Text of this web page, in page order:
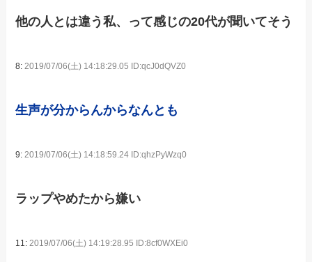
他の人とは違う私、って感じの20代が聞いてそう
8:2019/07/06(土) 14:18:29.05 ID:qcJ0dQVZ0
生声が分からんからなんとも
9: 2019/07/06(土) 14:18:59.24 ID:qhzPyWzq0
ラップやめたから嫌い
11: 2019/07/06(土) 14:19:28.95 ID:8cf0WXEi0